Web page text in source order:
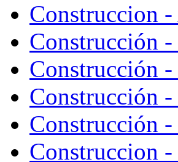
Construccion
Construcción
Construcción -
Construcción
Construcción
Construccion